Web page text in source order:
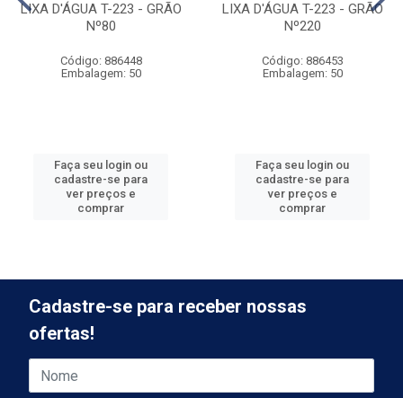
LIXA D'ÁGUA T-223 - GRÃO
Nº80
Código: 886448
Embalagem: 50
Faça seu login ou
cadastre-se para
ver preços e
comprar
LIXA D'ÁGUA T-223 - GRÃO
Nº220
Código: 886453
Embalagem: 50
Faça seu login ou
cadastre-se para
ver preços e
comprar
Cadastre-se para receber nossas
ofertas!